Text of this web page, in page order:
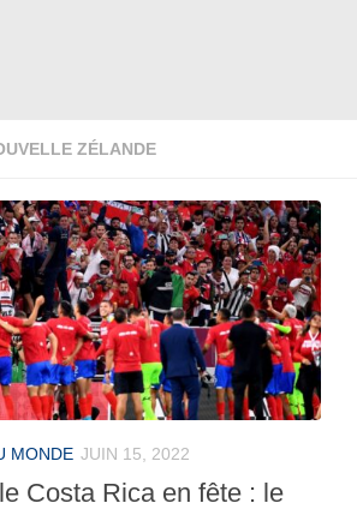
ZÉLANDE
MONDE JUIN 15, 2022
Costa Rica en fête : le